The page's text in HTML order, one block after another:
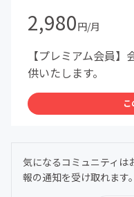
2,980円/月
【プレミアム会員
供いたします。
気になるコミュニティは
報の通知を受け取れます。